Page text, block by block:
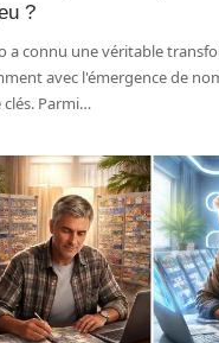
?
a connu une véritable
avec l'émergence de
Parmi…